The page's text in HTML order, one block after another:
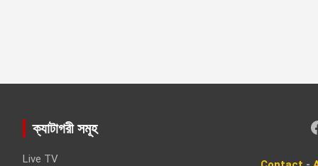
ক্যাটাগরী সমূহ
Live TV